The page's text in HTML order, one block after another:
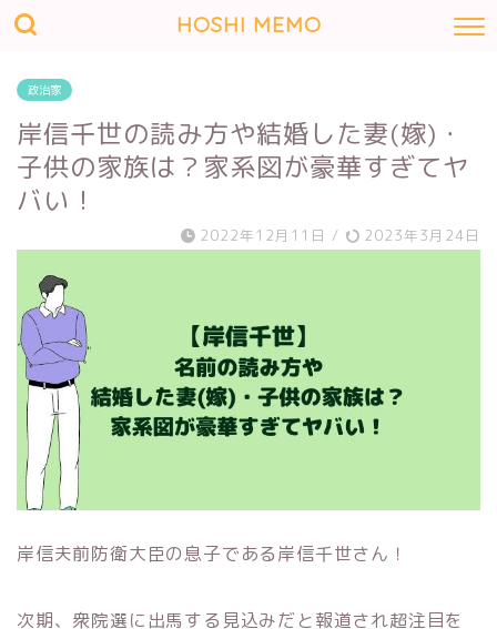
HOSHI MEMO
政治家
岸信千世の読み方や結婚した妻(嫁)・
子供の家族は？家系図が豪華すぎてヤ
バい！
2022年12月11日 / 2023年3月24日
岸信夫前防衛大臣の息子である岸信千世さん！
次期、衆院選に出馬する見込みだと報道され超注目を